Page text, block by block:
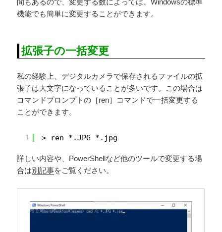
間もあるので、変更する数によっては、Windowsの標準
機能でも簡単に変更することができます。
拡張子の一括変更
私の経験上、デジタルカメラで保存されるファイルの拡
張子は大文字になっていることが多いです。この場合は
コマンドプロンプトの［ren］コマンドで一括変更する
ことができます。
1 > ren *.JPG *.jpg
詳しい内容や、PowerShellなど他のツールで変更する場
合は別記事をご覧ください。